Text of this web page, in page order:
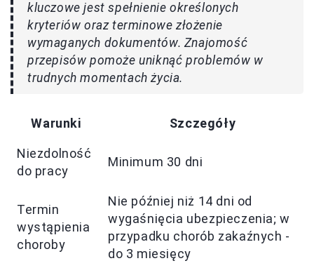
kluczowe jest spełnienie określonych
kryteriów oraz terminowe złożenie
wymaganych dokumentów. Znajomość
przepisów pomoże uniknąć problemów w
trudnych momentach życia.
Warunki Szczegóły
Niezdolność
do pracy
Minimum 30 dni
Termin
wystąpienia
choroby
Nie później niż 14 dni od
wygaśnięcia ubezpieczenia; w
przypadku chorób zakaźnych -
do 3 miesięcy